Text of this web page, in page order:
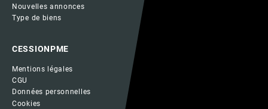
Nouvelles annonces
Type de biens
CESSIONPME
Mentions légales
CGU
Données personnelles
Cookies